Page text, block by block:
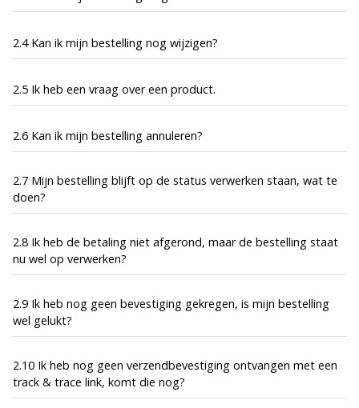
2.4 Kan ik mijn bestelling nog wijzigen?
2.5 Ik heb een vraag over een product.
2.6 Kan ik mijn bestelling annuleren?
2.7 Mijn bestelling blijft op de status verwerken staan, wat te
doen?
2.8 Ik heb de betaling niet afgerond, maar de bestelling staat
nu wel op verwerken?
2.9 Ik heb nog geen bevestiging gekregen, is mijn bestelling
wel gelukt?
2.10 Ik heb nog geen verzendbevestiging ontvangen met een
track & trace link, komt die nog?